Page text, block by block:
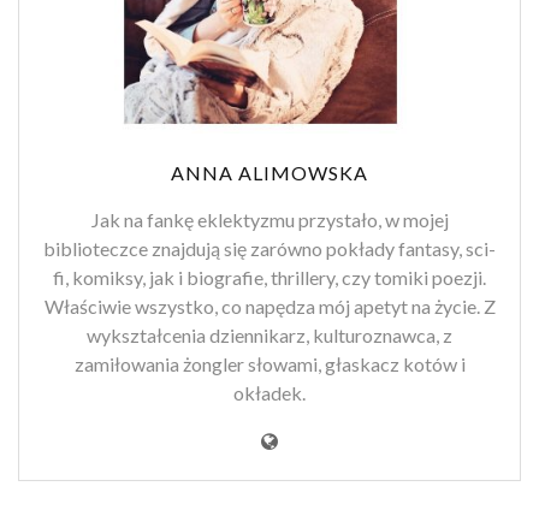
ANNA ALIMOWSKA
Jak na fankę eklektyzmu przystało, w mojej
biblioteczce znajdują się zarówno pokłady fantasy, sci-
fi, komiksy, jak i biografie, thrillery, czy tomiki poezji.
Właściwie wszystko, co napędza mój apetyt na życie. Z
wykształcenia dziennikarz, kulturoznawca, z
zamiłowania żongler słowami, głaskacz kotów i
okładek.